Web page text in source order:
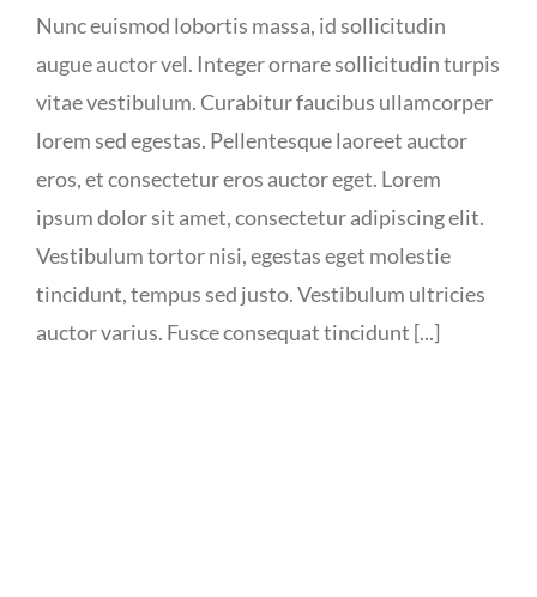
Nunc euismod lobortis massa, id sollicitudin
augue auctor vel. Integer ornare sollicitudin turpis
vitae vestibulum. Curabitur faucibus ullamcorper
lorem sed egestas. Pellentesque laoreet auctor
eros, et consectetur eros auctor eget. Lorem
ipsum dolor sit amet, consectetur adipiscing elit.
Vestibulum tortor nisi, egestas eget molestie
tincidunt, tempus sed justo. Vestibulum ultricies
auctor varius. Fusce consequat tincidunt [...]